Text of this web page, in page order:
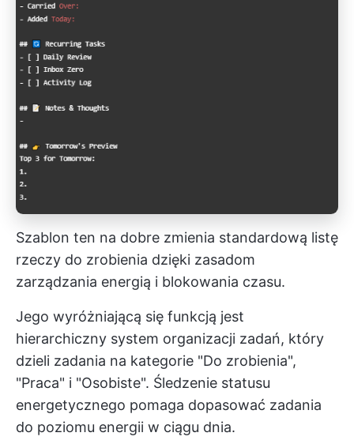
Szablon ten na dobre zmienia standardową listę
rzeczy do zrobienia dzięki zasadom
zarządzania energią i blokowania czasu.
Jego wyróżniającą się funkcją jest
hierarchiczny system organizacji zadań, który
dzieli zadania na kategorie "Do zrobienia",
"Praca" i "Osobiste". Śledzenie statusu
energetycznego pomaga dopasować zadania
do poziomu energii w ciągu dnia.